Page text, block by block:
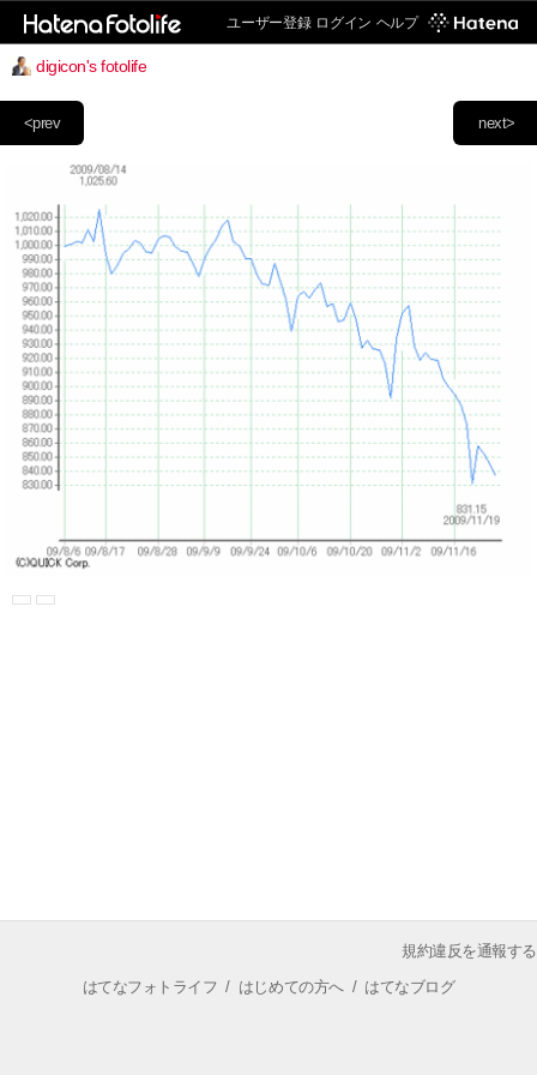
ユーザー登録 ログイン ヘルプ
digicon's fotolife
next>
<prev
規約違反を通報する
はてなフォトライフ / はじめての方へ/ はてなブログ